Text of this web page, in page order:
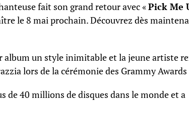
fait son grand retour avec «Pick Me
le 8 mai prochain. Découvrez dès
album un style inimitable et la jeune artiste
lors de la cérémonie des Grammy
de 40 millions de disques dans le monde et a